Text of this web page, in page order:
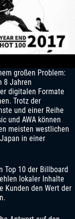
großen Problem:
8 Jahren
digitalen Formate
Trotz der
und einer Reihe
und AWA können
meisten westlichen
in einer
Top 10 der Billboard
lokaler Inhalte
Kunden den Wert der